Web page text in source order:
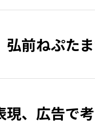
弘前ねぷた
現、広告で